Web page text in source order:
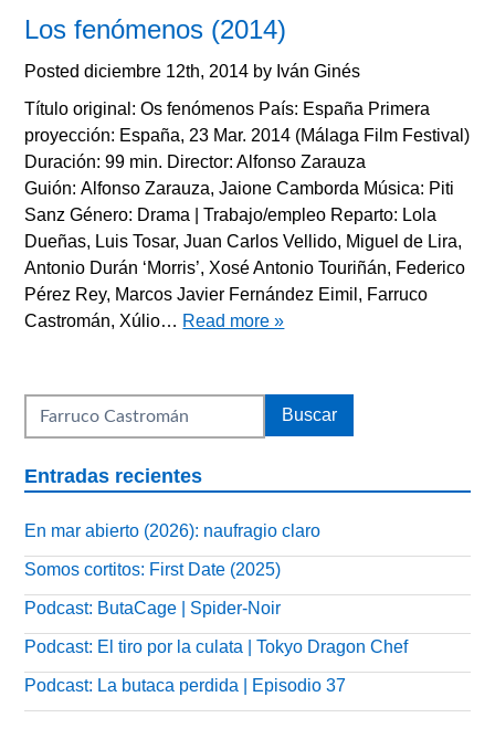
Los fenómenos (2014)
Posteddiciembre 12th, 2014 by Iván Ginés
Título original: Os fenómenos País: España Primera
proyección: España, 23 Mar. 2014 (Málaga Film Festival)
Duración: 99 min. Director: Alfonso Zarauza
Guión: Alfonso Zarauza, Jaione Camborda Música: Piti
Sanz Género: Drama | Trabajo/empleo Reparto: Lola
Dueñas, Luis Tosar, Juan Carlos Vellido, Miguel de Lira,
Antonio Durán ‘Morris’, Xosé Antonio Touriñán, Federico
Pérez Rey, Marcos Javier Fernández Eimil, Farruco
Castromán, Xúlio… Read more »
Entradas recientes
En mar abierto (2026): naufragio claro
Somos cortitos: First Date (2025)
Podcast: ButaCage | Spider-Noir
Podcast: El tiro por la culata | Tokyo Dragon Chef
Podcast: La butaca perdida | Episodio 37